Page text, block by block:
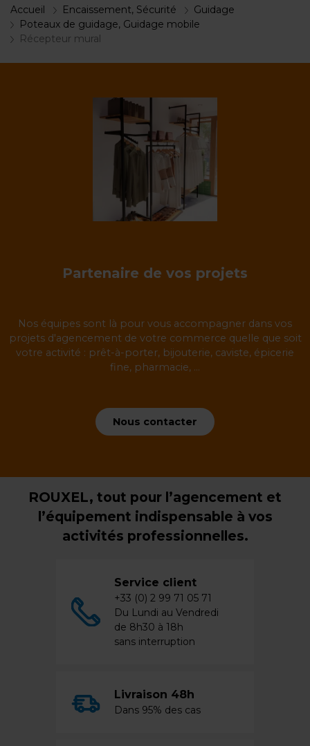
Accueil Encaissement, Sécurité
Guidage
Poteaux de guidage, Guidage mobile
Récepteur mural
Partenaire de vos projets
Nos équipes sont là pour vous accompagner dans vos
projets d'agencement de votre commerce quelle que soit
votre activité : prêt-à-porter, bijouterie, caviste, épicerie
fine, pharmacie, ...
Nous contacter
ROUXEL, tout pour l’agencement et
l’équipement indispensable à vos
activités professionnelles.
Service client
+33 (0) 2 99 71 05 71
Du Lundi au Vendredi
de 8h30 à 18h
sans interruption
Livraison 48h
Dans 95% des cas